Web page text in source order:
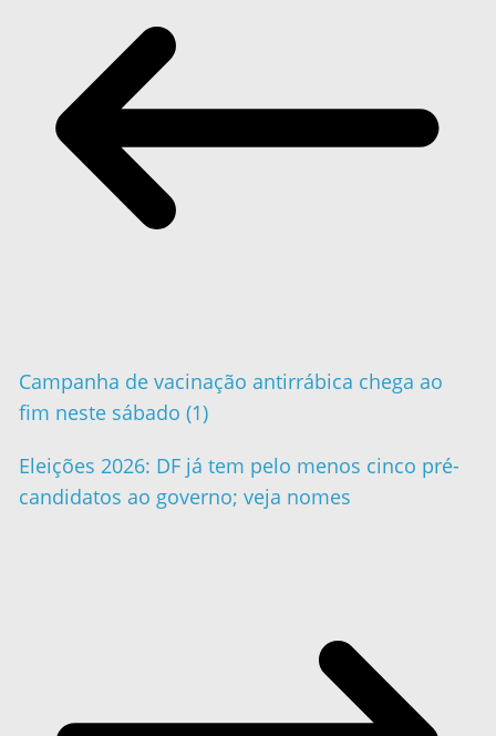
Campanha de vacinação antirrábica chega ao
fim neste sábado (1)
Eleições 2026: DF já tem pelo menos cinco pré-
candidatos ao governo; veja nomes